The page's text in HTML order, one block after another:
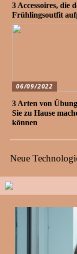
3 Accessoires, die
Frühlingsoutfit
06/09/2022
3 Arten von
Sie zu Hause
können
Neue